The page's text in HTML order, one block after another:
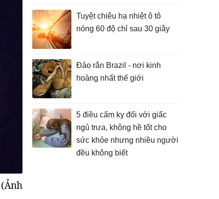
Tuyệt chiêu hạ nhiệt ô tô
nóng 60 độ chỉ sau 30 giây
Đảo rắn Brazil - nơi kinh
hoàng nhất thế giới
5 điều cấm kỵ đối với giấc
ngủ trưa, không hề tốt cho
sức khỏe nhưng nhiều người
đều không biết